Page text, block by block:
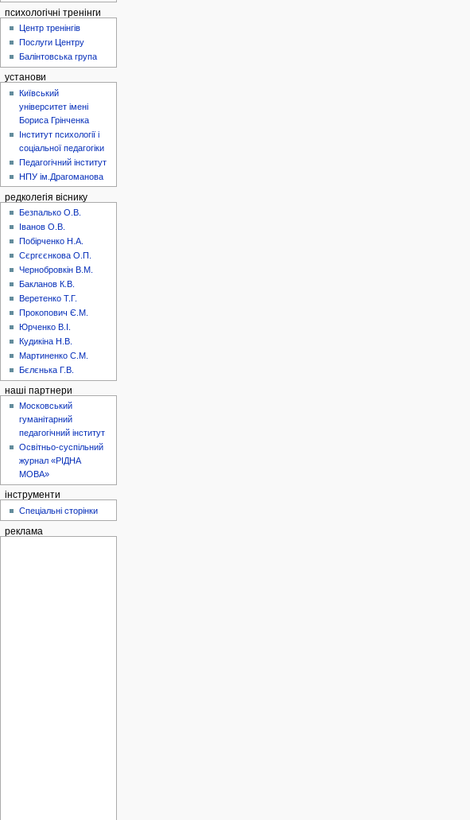
психологічні тренінги
Центр тренінгів
Послуги Центру
Балінтовська група
установи
Київський
університет імені
Бориса Грінченка
Інститут психології і
соціальної педагогіки
Педагогічний інститут
НПУ ім.Драгоманова
редколегія віснику
Безпалько О.В.
Іванов О.В.
Побірченко Н.А.
Сєргєєнкова О.П.
Чернобровкін В.М.
Бакланов К.В.
Веретенко Т.Г.
Прокопович Є.М.
Юрченко В.І.
Кудикіна Н.В.
Мартиненко С.М.
Бєлєнька Г.В.
наші партнери
Московський
гуманітарний
педагогічний інститут
Освітньо-суспільний
журнал «РІДНА
МОВА»
інструменти
Спеціальні сторінки
реклама